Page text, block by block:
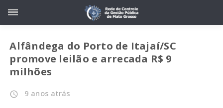
Alfândega do Porto de Itajaí/SC
promove leilão e arrecada R$ 9
milhões
access_time 9 anos atrás